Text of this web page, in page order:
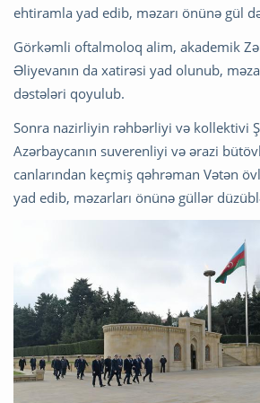
ehtiramla yad edib, məzarı önünə gül
Görkəmli oftalmoloq alim, akademik
Əliyevanın da xatirəsi yad olunub,
dəstələri qoyulub.
Sonra nazirliyin rəhbərliyi və kollektivi
Azərbaycanın suverenliyi və ərazi
canlarından keçmiş qəhrəman Vətən
yad edib, məzarları önünə güllər